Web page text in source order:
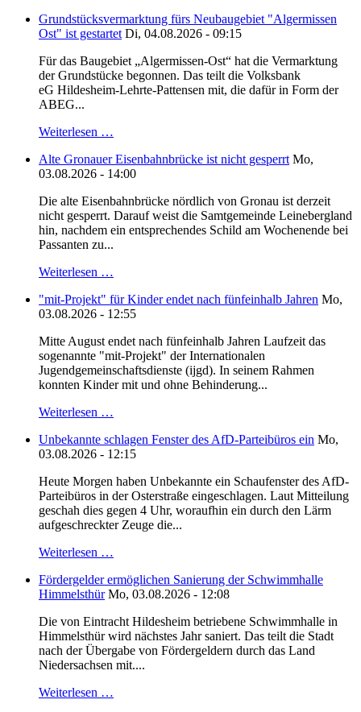
Grundstücksvermarktung fürs Neubaugebiet "Algermissen
Ost" ist gestartet Di, 04.08.2026 - 09:15
Für das Baugebiet „Algermissen-Ost“ hat die Vermarktung
der Grundstücke begonnen. Das teilt die Volksbank
eG Hildesheim-Lehrte-Pattensen mit, die dafür in Form der
ABEG...
Weiterlesen …
Alte Gronauer Eisenbahnbrücke ist nicht gesperrt Mo,
03.08.2026 - 14:00
Die alte Eisenbahnbrücke nördlich von Gronau ist derzeit
nicht gesperrt. Darauf weist die Samtgemeinde Leinebergland
hin, nachdem ein entsprechendes Schild am Wochenende bei
Passanten zu...
Weiterlesen …
"mit-Projekt" für Kinder endet nach fünfeinhalb Jahren Mo,
03.08.2026 - 12:55
Mitte August endet nach fünfeinhalb Jahren Laufzeit das
sogenannte "mit-Projekt" der Internationalen
Jugendgemeinschaftsdienste (ijgd). In seinem Rahmen
konnten Kinder mit und ohne Behinderung...
Weiterlesen …
Unbekannte schlagen Fenster des AfD-Parteibüros ein Mo,
03.08.2026 - 12:15
Heute Morgen haben Unbekannte ein Schaufenster des AfD-
Parteibüros in der Osterstraße eingeschlagen. Laut Mitteilung
geschah dies gegen 4 Uhr, woraufhin ein durch den Lärm
aufgeschreckter Zeuge die...
Weiterlesen …
Fördergelder ermöglichen Sanierung der Schwimmhalle
Himmelsthür Mo, 03.08.2026 - 12:08
Die von Eintracht Hildesheim betriebene Schwimmhalle in
Himmelsthür wird nächstes Jahr saniert. Das teilt die Stadt
nach der Übergabe von Fördergeldern durch das Land
Niedersachsen mit....
Weiterlesen …